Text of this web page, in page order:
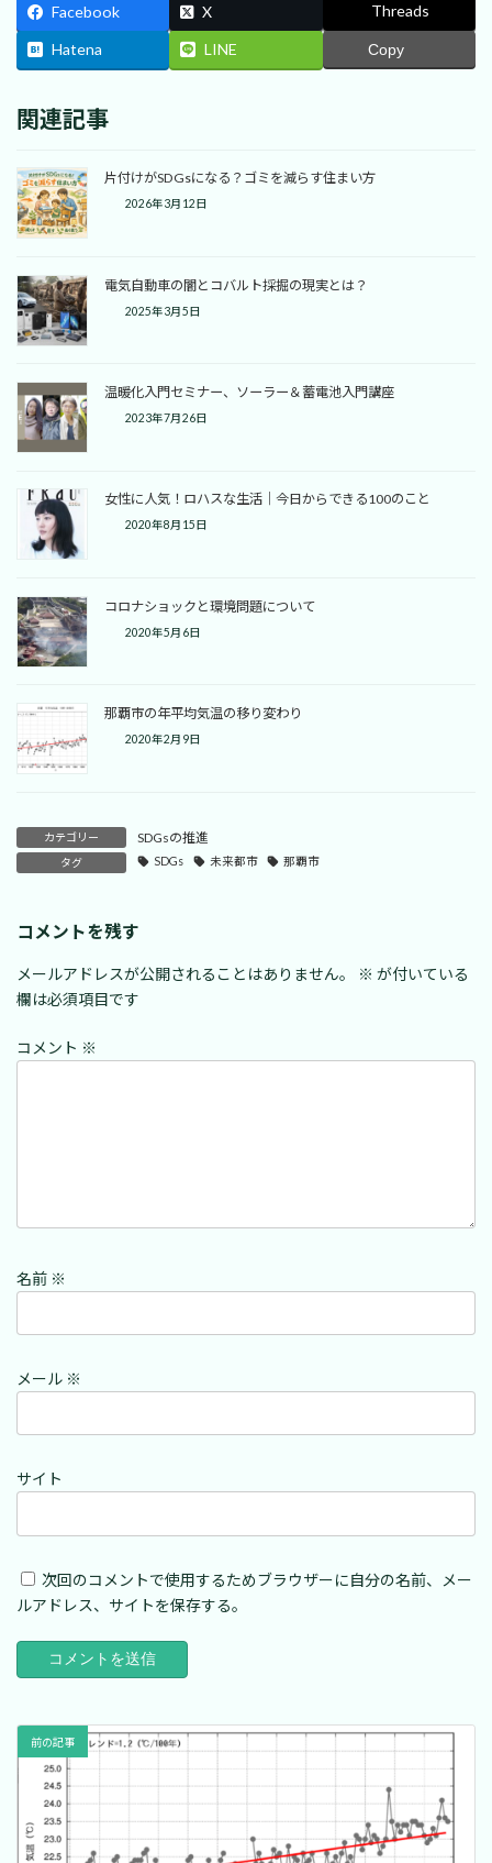
Facebook X Threads
Hatena LINE Copy
関連記事
片付けがSDGsになる？ゴミを減らす住まい方
2026年3月12日
電気自動車の闇とコバルト採掘の現実とは？
2025年3月5日
温暖化入門セミナー、ソーラー＆蓄電池入門講座
2023年7月26日
女性に人気！ロハスな生活｜今日からできる100のこと
2020年8月15日
コロナショックと環境問題について
2020年5月6日
那覇市の年平均気温の移り変わり
2020年2月9日
カテゴリー SDGsの推進
タグ SDGs 未来都市 那覇市
コメントを残す
メールアドレスが公開されることはありません。 ※ が付いている
欄は必須項目です
コメント ※
名前 ※
メール ※
サイト
次回のコメントで使用するためブラウザーに自分の名前、メー
ルアドレス、サイトを保存する。
前の記事